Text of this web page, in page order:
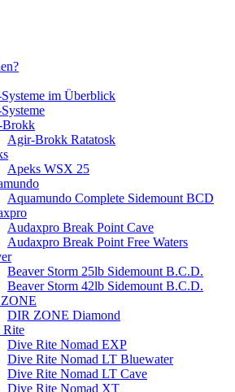
im Überblick
Agir-Brokk Ratatosk
Apeks WSX 25
Aquamundo Complete Sidemount BCD
Audaxpro Break Point Cave
Audaxpro Break Point Free Waters
Beaver Storm 25lb Sidemount B.C.D.
Beaver Storm 42lb Sidemount B.C.D.
DIR ZONE Diamond
Rite
Dive Rite Nomad EXP
Dive Rite Nomad LT Bluewater
Dive Rite Nomad LT Cave
Dive Rite Nomad XT